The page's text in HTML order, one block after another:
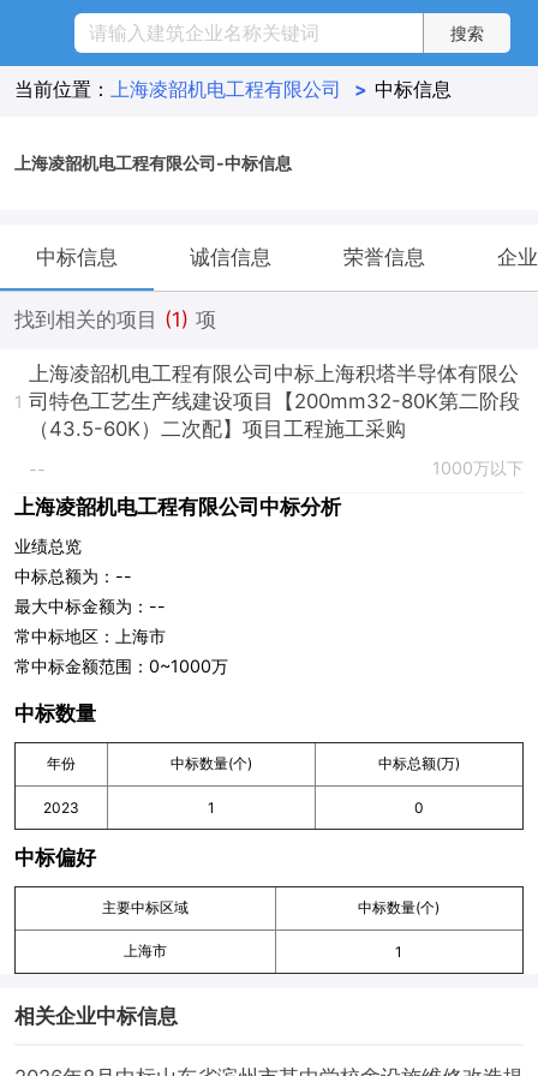
当前位置： 上海凌韶机电工程有限公司 > 中标信息
上海凌韶机电工程有限公司-中标信息
中标信息 诚信信息 荣誉信息 企
找到相关的项目 (1) 项
1
上海凌韶机电工程有限公司中标上海积塔半导体有限公
司特色工艺生产线建设项目【200mm32-80K第二阶段
（43.5-60K）二次配】项目工程施工采购
-- 1000万以下
上海凌韶机电工程有限公司中标分析
业绩总览
中标总额为：--
最大中标金额为：--
常中标地区：上海市
常中标金额范围：0~1000万
中标数量
年份 中标数量(个) 中标总额(万)
2023 1 0
中标偏好
主要中标区域 中标数量(个)
上海市 1
相关企业中标信息